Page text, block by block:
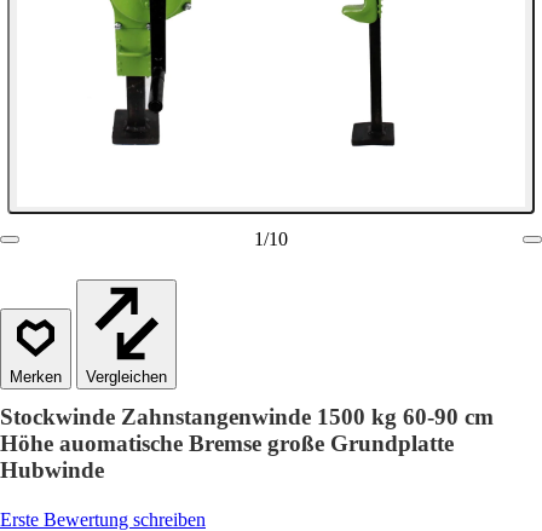
1/10
Vergleichen
Stockwinde Zahnstangenwinde 1500 kg 60-90 cm
Höhe auomatische Bremse große Grundplatte
Hubwinde
Erste Bewertung schreiben